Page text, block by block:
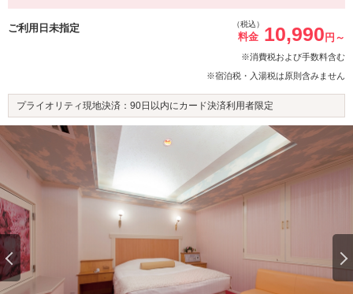
ご利用日未指定 （税込）
料金 10,990 円～
※消費税および手数料含む
※宿泊税・入湯税は原則含みません
プライオリティ現地決済：90日以内にカード決済利用者限定